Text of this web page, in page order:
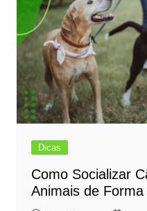
Dicas
Como Socializar
Animais de